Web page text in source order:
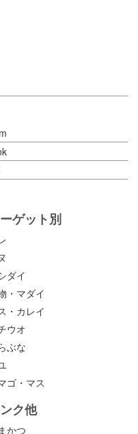
ゲット別
ダイ
・マダイ
・カレイ
ウオ
ぶな
ゴ・マス
ク他
かつ